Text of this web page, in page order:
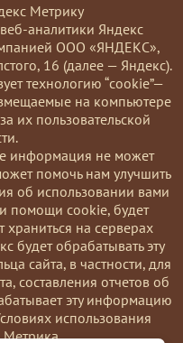
Метрику
веб-аналитики Яндекс
ООО «ЯНДЕКС»,
16 (далее — Яндекс).
технологию “cookie”—
на компьютере
их пользовательской
информация не может
помочь нам улучшить
об использовании вами
помощи cookie, будет
храниться на серверах
будет обрабатывать эту
сайта, в частности, для
составления отчетов об
эту информацию
использования
Метрика.